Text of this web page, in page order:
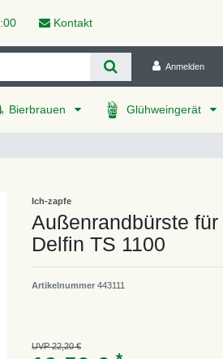
Kontakt
Anmelden
Bierbrauen Glühweingerät
Ich-zapfe
Außenrandbürste
Delfin TS 1100
Artikelnummer 443111
UVP 22,20 €